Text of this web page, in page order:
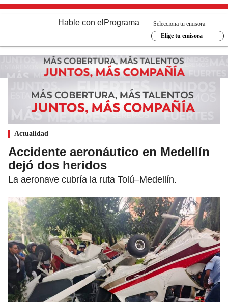
Hable con el Programa
Selecciona tu emisora
Elige tu emisora
Actualidad
Accidente aeronáutico en Medellín
dejó dos heridos
La aeronave cubría la ruta Tolú–Medellín.